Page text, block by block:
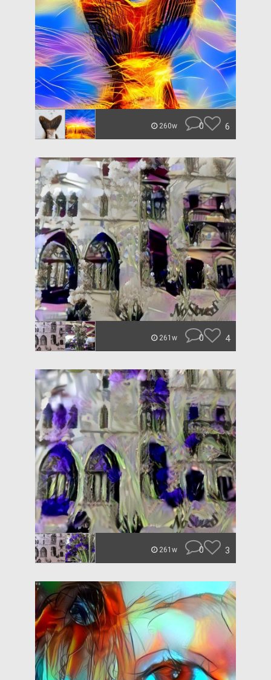
260w 0 6
261w 0 4
261w 0 3